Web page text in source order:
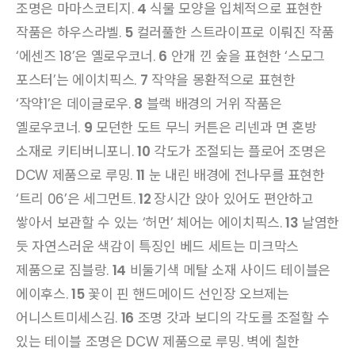
조명은 마마스코티지. 4 식물 모양을 입체적으로 표현한
작품은 하우스라벨. 5컬러풀한 스트라이프로 이뤄진 작품
‘에센즈 18’은 옐로우코너. 6 안개 낀 숲을 표현한 ‘스모그
포스터’는 에이치픽스. 7 작약을 몽환적으로 표현한
‘작약1’은 데이글로우. 8 블랙 배경의 거위 작품은
옐로우코너. 9 모던한 도트 무늬 커튼은 리넨과 면 혼방
소재로 키티버니포니.10 각도가 조절되는 플로어 조명은
DCW 제품으로 루밍. 11 눈 내린 배경에 전나무를 표현한
‘트리 06’은 세그먼트.12 장시간 앉아 있어도 편안하고
쌓아서 보관할 수 있는 ‘허먼’ 체어는 에이치픽스.13 날염한
듯 자연스러운 색감이 특징인 베드 세트는 미크막스
제품으로 짐블랑. 14 비둘기색 메탈 소재 사이드 테이블은
에이후스.15꽃이 핀 핸드메이드 선인장 오브제는
어니스트미세스김. 16 조명 갓과 보디의 각도를 조절할 수
있는 테이블 조명은 DCW 제품으로 루밍. 벽에 칠한